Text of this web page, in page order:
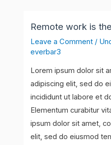
Remote work is
Leave a Comment /
everbar3
Lorem ipsum dolor sit
adipiscing elit, sed do
incididunt ut labore et
Elementum curabitur
ipsum dolor sit amet,
elit, sed do eiusmod